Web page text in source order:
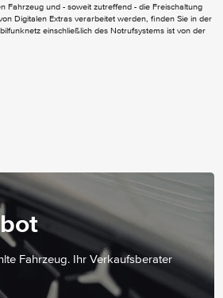
v. rechts - fest in
in Neigung und Höhe verstellbar
Beifahrersitz
Fahrersitz
Fahrzeug und - soweit zutreffend - die Freischaltung
Digitalen Extras verarbeitet werden, finden Sie in der
einschließlich des Notrufsystems ist von der
Fahrzeug. Ihr Verkaufsberater